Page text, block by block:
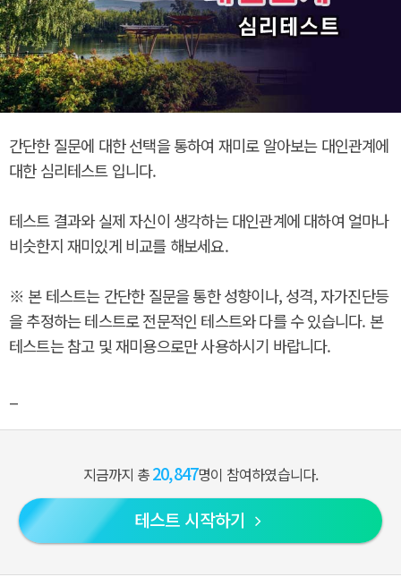
간단한 질문에 대한 선택을 통하여 재미로 알아보는 대인관계에
대한 심리테스트 입니다.
테스트 결과와 실제 자신이 생각하는 대인관계에 대하여 얼마나
비슷한지 재미있게 비교를 해보세요.
※ 본 테스트는 간단한 질문을 통한 성향이나, 성격, 자가진단등
을 추정하는 테스트로 전문적인 테스트와 다를 수 있습니다. 본
테스트는 참고 및 재미용으로만 사용하시기 바랍니다.
지금까지 총20,847명이 참여하였습니다.
테스트 시작하기